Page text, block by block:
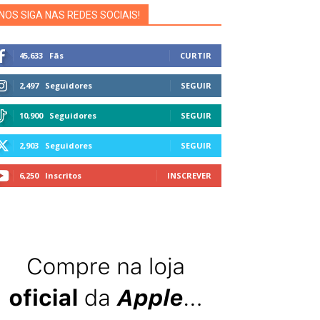
SIGA NAS REDES SOCIAIS!
45,633 Fãs CURTIR
2,497 Seguidores SEGUIR
10,900 Seguidores SEGUIR
2,903 Seguidores SEGUIR
6,250 Inscritos INSCREVER